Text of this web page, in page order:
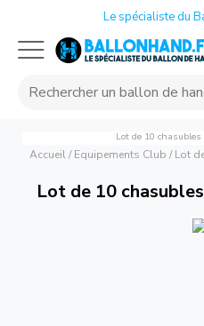
Le spécialiste du
Lot de 10
Accueil/ Equipements Club / Lot
Lot de 10